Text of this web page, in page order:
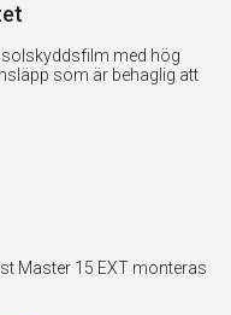
solskyddsfilm med hög
som är behaglig att
Master 15 EXT monteras